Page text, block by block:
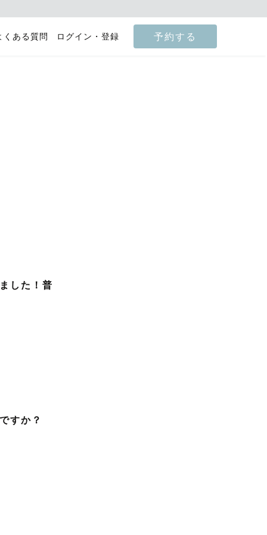
くある質問 ログイン・登録 予約する
した！普
すか？